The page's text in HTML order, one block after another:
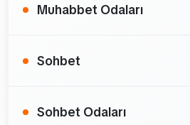
Muhabbet Odaları
Sohbet
Sohbet Odaları